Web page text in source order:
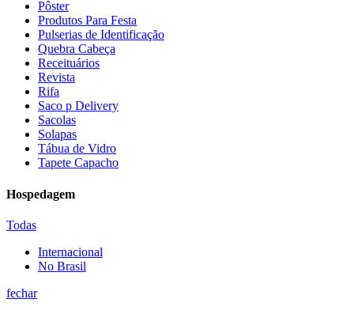
Pôster
Produtos Para Festa
Pulserias de Identificação
Quebra Cabeça
Receituários
Revista
Rifa
Saco p Delivery
Sacolas
Solapas
Tábua de Vidro
Tapete Capacho
Hospedagem
Todas
Internacional
No Brasil
fechar